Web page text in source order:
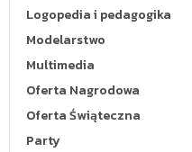
Logopedia i pedagogika
Modelarstwo
Multimedia
Oferta Nagrodowa
Oferta Świąteczna
Party